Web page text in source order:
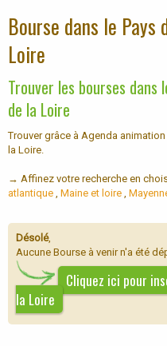
Bourse dans le Pays
Loire
Trouver les bourses dans
de la Loire
Trouver grâce à Agenda
la Loire.
→ Affinez votre recherche en
atlantique Maine et loire
Désolé,
Aucune Bourse à venir n'a été
Cliquez ici pour
la Loire